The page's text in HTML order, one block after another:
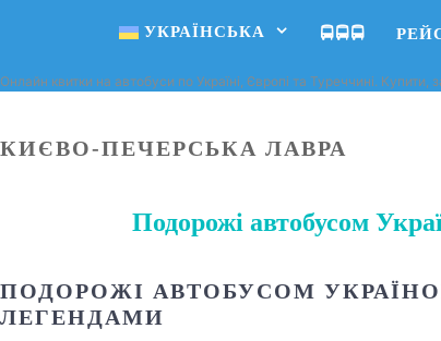
УКРАЇНСЬКА 🚍🚍🚍
Онлайн квитки на автобуси по Україні, Європі та Туреччині.
КИЄВО-ПЕЧЕРСЬКА ЛАВРА
Подорожі автобусом
ПОДОРОЖІ АВТОБУСОМ
ЛЕГЕНДАМИ